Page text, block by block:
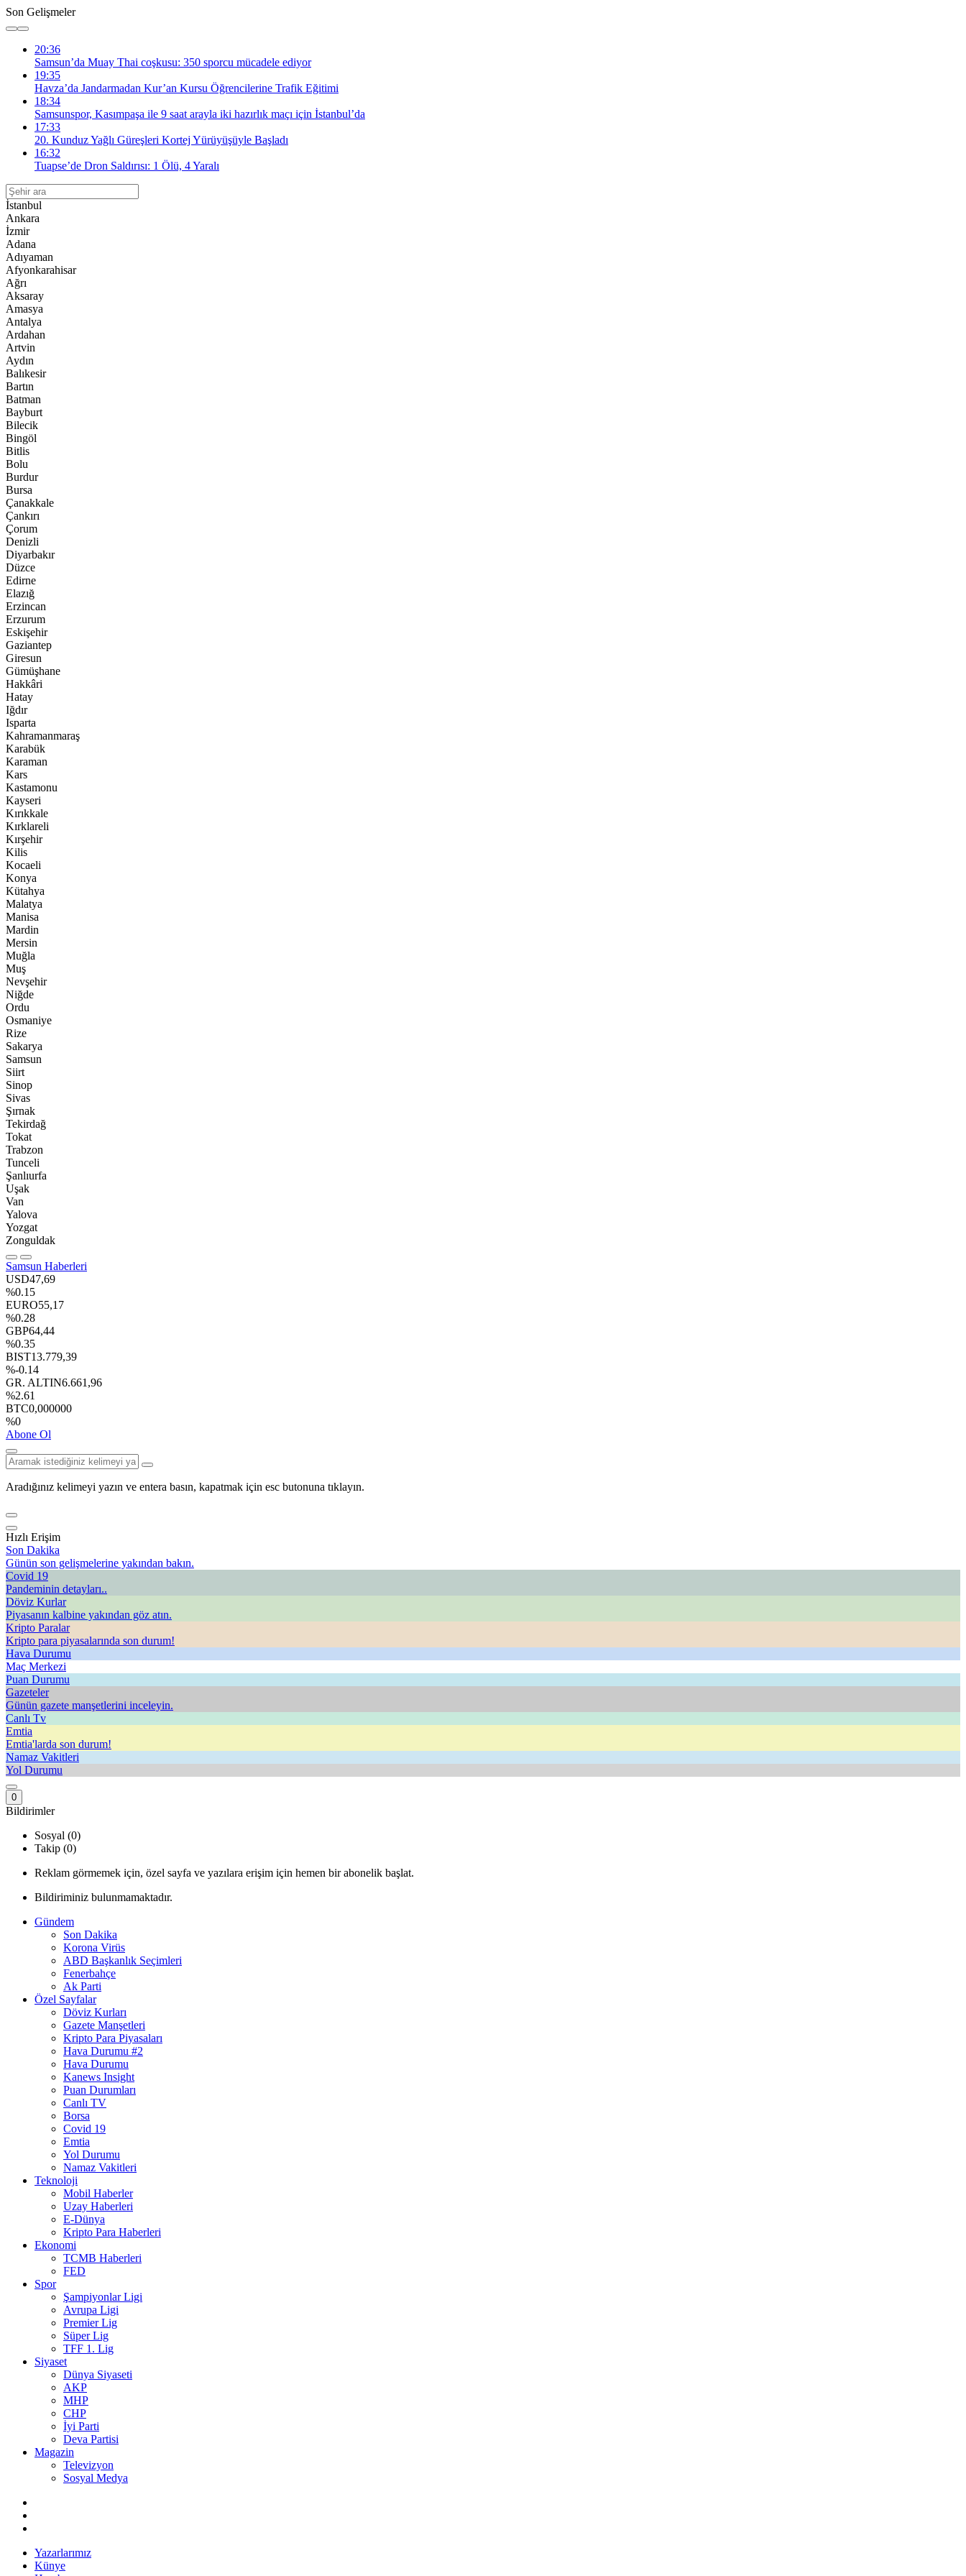
Son Gelişmeler
20:36
Samsun’da Muay Thai coşkusu: 350 sporcu mücadele ediyor
19:35
Havza’da Jandarmadan Kur’an Kursu Öğrencilerine Trafik Eğitimi
18:34
Samsunspor, Kasımpaşa ile 9 saat arayla iki hazırlık maçı için İstanbul’da
17:33
20. Kunduz Yağlı Güreşleri Kortej Yürüyüşüyle Başladı
16:32
Tuapse’de Dron Saldırısı: 1 Ölü, 4 Yaralı
İstanbul
Ankara
İzmir
Adana
Adıyaman
Afyonkarahisar
Ağrı
Aksaray
Amasya
Antalya
Ardahan
Artvin
Aydın
Balıkesir
Bartın
Batman
Bayburt
Bilecik
Bingöl
Bitlis
Bolu
Burdur
Bursa
Çanakkale
Çankırı
Çorum
Denizli
Diyarbakır
Düzce
Edirne
Elazığ
Erzincan
Erzurum
Eskişehir
Gaziantep
Giresun
Gümüşhane
Hakkâri
Hatay
Iğdır
Isparta
Kahramanmaraş
Karabük
Karaman
Kars
Kastamonu
Kayseri
Kırıkkale
Kırklareli
Kırşehir
Kilis
Kocaeli
Konya
Kütahya
Malatya
Manisa
Mardin
Mersin
Muğla
Muş
Nevşehir
Niğde
Ordu
Osmaniye
Rize
Sakarya
Samsun
Siirt
Sinop
Sivas
Şırnak
Tekirdağ
Tokat
Trabzon
Tunceli
Şanlıurfa
Uşak
Van
Yalova
Yozgat
Zonguldak
Samsun Haberleri
USD47,69
%0.15
EURO55,17
%0.28
GBP64,44
%0.35
BIST13.779,39
%-0.14
GR. ALTIN6.661,96
%2.61
BTC0,000000
%0
Abone Ol
Aradığınız kelimeyi yazın ve entera basın, kapatmak için esc butonuna tıklayın.
Hızlı Erişim
Son Dakika
Günün son gelişmelerine yakından bakın.
Covid 19
Pandeminin detayları..
Döviz Kurlar
Piyasanın kalbine yakından göz atın.
Kripto Paralar
Kripto para piyasalarında son durum!
Hava Durumu
Maç Merkezi
Puan Durumu
Gazeteler
Günün gazete manşetlerini inceleyin.
Canlı Tv
Emtia
Emtia'larda son durum!
Namaz Vakitleri
Yol Durumu
0
Bildirimler
Sosyal (0)
Takip (0)
Reklam görmemek için, özel sayfa ve yazılara erişim için hemen bir abonelik başlat.
Bildiriminiz bulunmamaktadır.
Gündem
Son Dakika
Korona Virüs
ABD Başkanlık Seçimleri
Fenerbahçe
Ak Parti
Özel Sayfalar
Döviz Kurları
Gazete Manşetleri
Kripto Para Piyasaları
Hava Durumu #2
Hava Durumu
Kanews Insight
Puan Durumları
Canlı TV
Borsa
Covid 19
Emtia
Yol Durumu
Namaz Vakitleri
Teknoloji
Mobil Haberler
Uzay Haberleri
E-Dünya
Kripto Para Haberleri
Ekonomi
TCMB Haberleri
FED
Spor
Şampiyonlar Ligi
Avrupa Ligi
Premier Lig
Süper Lig
TFF 1. Lig
Siyaset
Dünya Siyaseti
AKP
MHP
CHP
İyi Parti
Deva Partisi
Magazin
Televizyon
Sosyal Medya
Yazarlarımız
Künye